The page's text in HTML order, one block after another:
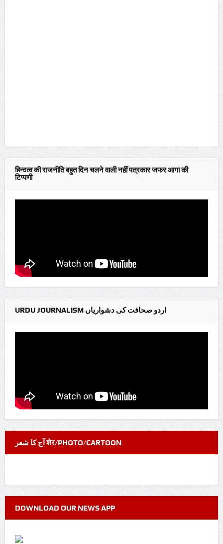
हिन्दुत्व की राजनीति बहुत दिन चलने वाली नहीं पत्रकार जफर आगा की
टिप्पणी
URDU JOURNALISM اردو صحافت کی دشواریاں
آج کا شعر शेर/PHOTO/CARTOON
DOWNLOAD OUR NEWS APP